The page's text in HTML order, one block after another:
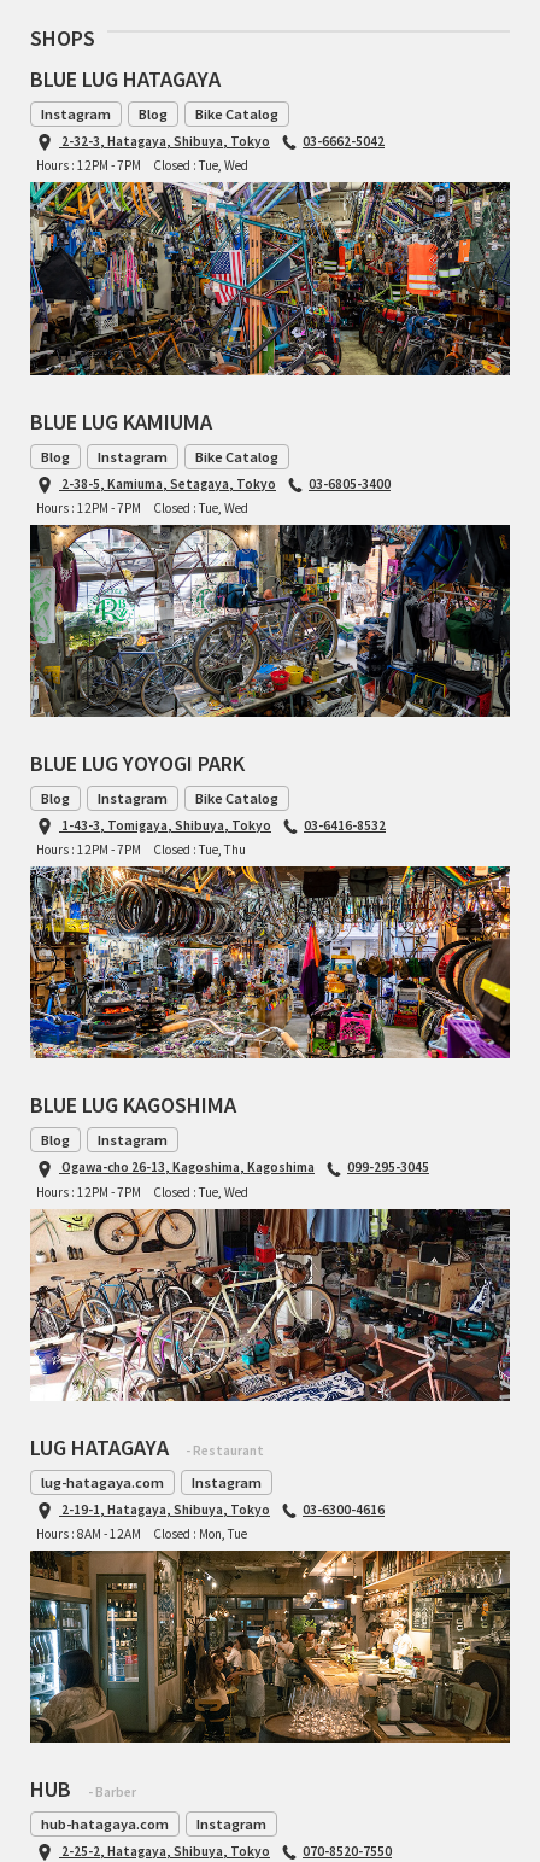
ROSKO
SALSA CYCLES
SINGULAR
SOMA Fabrications
SOULCRAFT CYCLES
STRIDSLAND
TANGLEFOOT
TOMII CYCLES
UNVER
WILDE
SHOPS
BLUE LUG HATAGAYA
Instagram Blog Bike Catalog
2-32-3, Hatagaya, Shibuya, Tokyo
03-6662-5042
Hours : 12PM - 7PM
Closed : Tue, Wed
BLUE LUG KAMIUMA
Blog Instagram Bike Catalog
2-38-5, Kamiuma, Setagaya, Tokyo
03-6805-3400
Hours : 12PM - 7PM
Closed : Tue, Wed
BLUE LUG YOYOGI PARK
Blog Instagram Bike Catalog
1-43-3, Tomigaya, Shibuya, Tokyo
03-6416-8532
Hours : 12PM - 7PM
Closed : Tue, Thu
BLUE LUG KAGOSHIMA
Blog Instagram
Ogawa-cho 26-13, Kagoshima, Kagoshima
099-295-3045
Hours : 12PM - 7PM
Closed : Tue, Wed
LUG HATAGAYA - Restaurant
lug-hatagaya.com Instagram
2-19-1, Hatagaya, Shibuya, Tokyo
03-6300-4616
Hours : 8AM - 12AM
Closed : Mon, Tue
HUB - Barber
hub-hatagaya.com Instagram
2-25-2, Hatagaya, Shibuya, Tokyo
070-8520-7550